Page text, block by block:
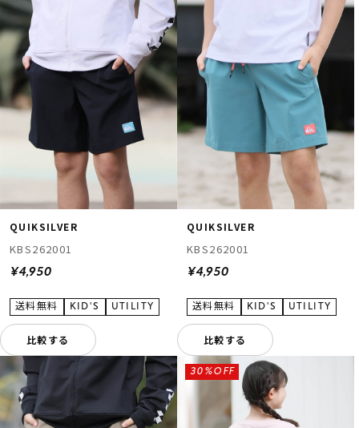
QUIKSILVER
KBS262001
¥4,950
比較する
QUIKSILVER
KBS262001
¥4,950
比較する
30%OFF